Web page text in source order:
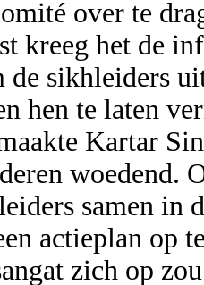
over te
kreeg het de
de sikhleiders
hen te laten
Kartar
woedend.
samen in
actieplan op
zich op